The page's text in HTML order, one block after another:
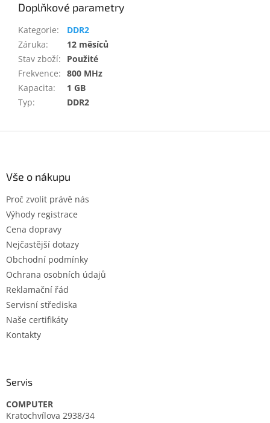
Doplňkové parametry
Kategorie:
DDR2
Záruka:
12 měsíců
Stav zboží:
Použité
Frekvence: 800 MHz
Kapacita:
1 GB
Typ: DDR2
Vše o nákupu
Proč zvolit právě nás
Výhody registrace
Cena dopravy
Nejčastější dotazy
Obchodní podmínky
Ochrana osobních údajů
Reklamační řád
Servisní střediska
Naše certifikáty
Kontakty
Servis
COMPUTER
Kratochvílova 2938/34